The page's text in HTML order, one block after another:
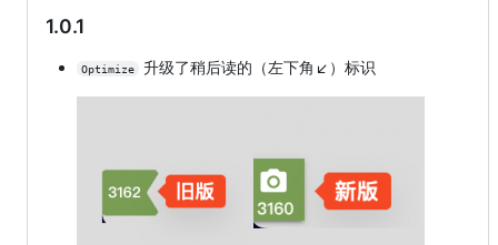
1.0.1
Optimize 升级了稍后读的（左下角↙）标识